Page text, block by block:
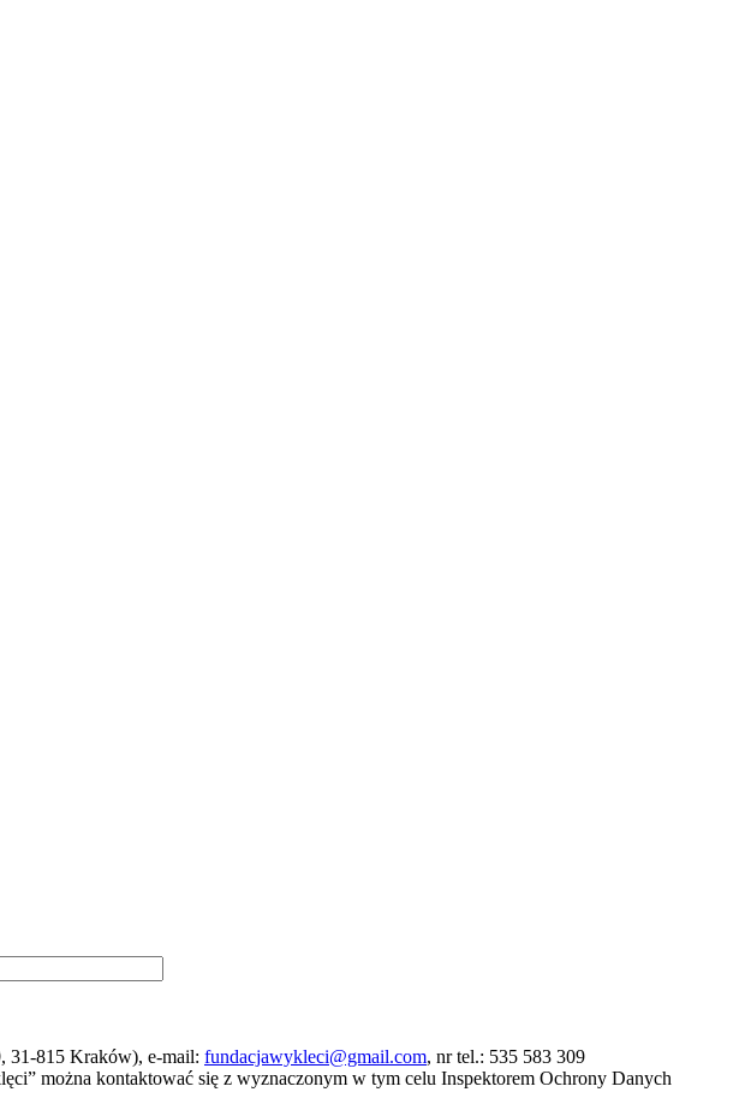
31-815 Kraków), e-mail: fundacjawykleci@gmail.com, nr tel.: 535 583 309
można kontaktować się z wyznaczonym w tym celu Inspektorem Ochrony Danych